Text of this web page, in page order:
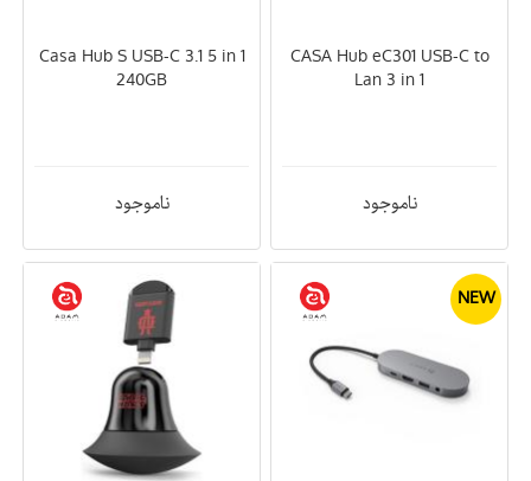
CASA Hub eC301 USB-C to
Lan 3 in 1
ناموجود
Casa Hub S USB-C 3.1 5 in 1
240GB
ناموجود
NEW